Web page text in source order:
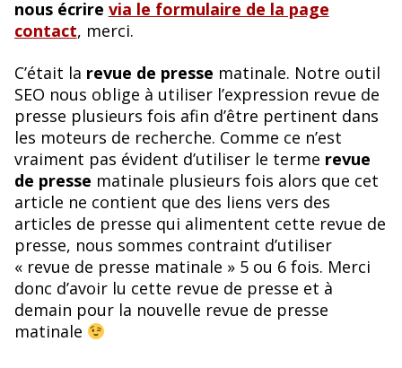
nous écrire via le formulaire de la page
contact, merci.
C’était la revue de presse matinale. Notre outil
SEO nous oblige à utiliser l’expression revue de
presse plusieurs fois afin d’être pertinent dans
les moteurs de recherche. Comme ce n’est
vraiment pas évident d’utiliser le terme revue
de presse matinale plusieurs fois alors que cet
article ne contient que des liens vers des
articles de presse qui alimentent cette revue de
presse, nous sommes contraint d’utiliser
« revue de presse matinale » 5 ou 6 fois. Merci
donc d’avoir lu cette revue de presse et à
demain pour la nouvelle revue de presse
matinale